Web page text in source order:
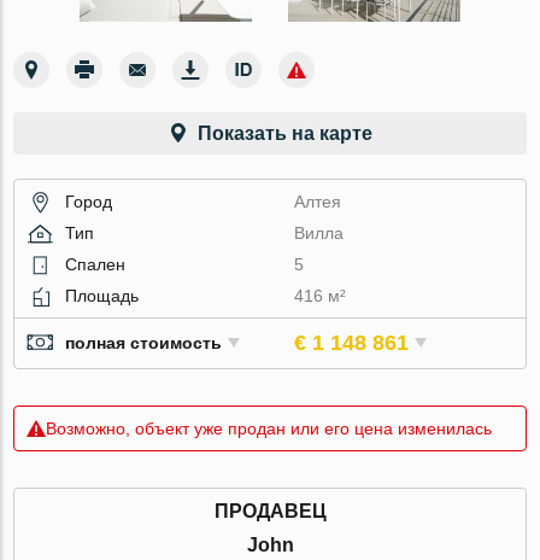
Показать на карте
Город
Алтея
Тип
Вилла
Спален
5
Площадь
416 м²
полная стоимость € 1 148 861
Возможно, объект уже продан или его цена изменилась
ПРОДАВЕЦ
John